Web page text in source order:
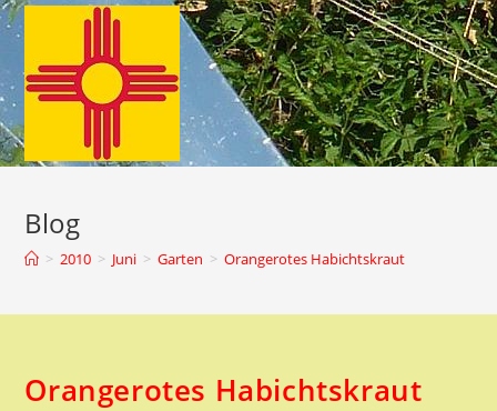
Zum
springen
Blog
> 2010 > Juni > Garten > Orangerotes Habichtskraut
Orangerotes Habichtskraut